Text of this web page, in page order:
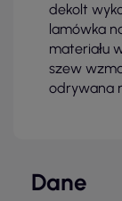
dekolt
lamówka
materiału
szew
odrywana
Dane